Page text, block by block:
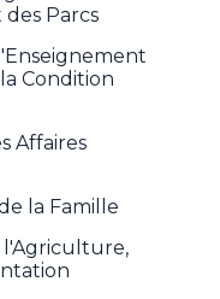
Parcs
Condition
Affaires
la Famille
l'Agriculture,